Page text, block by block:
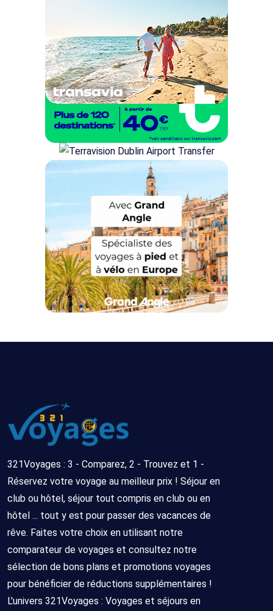
321Voyages : 3 - Comparez, 2 - Trouvez et 1 -
Réservez votre voyage au meilleur prix ! Séjour en
club ou hôtel, séjour tout compris en club ou en
hôtel ... tout y est pour passer des vacances de
rêve. Faites votre choix en utilisant notre
comparateur de voyages et consultez notre
sélection de bons plans et promotions voyages
pour bénéficier de réductions supplémentaires !
L'univers 321Voyages : Voyages et séjours en